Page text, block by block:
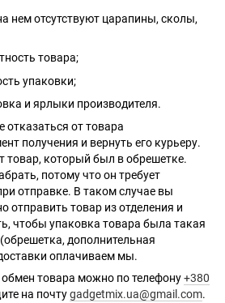
нем отсутствуют царапины, сколы,
товара;
упаковки;
и ярлыки производителя.
от товара
получения и вернуть его курьеру.
товар, который был в обрешетке.
потому что он требует
отправке. В таком случае вы
отправить товар из отделения и
чтобы упаковка товара была такая
дополнительная
оплачиваем мы.
товара можно по телефону+380
на почтуgadgetmix.ua@gmail.com.